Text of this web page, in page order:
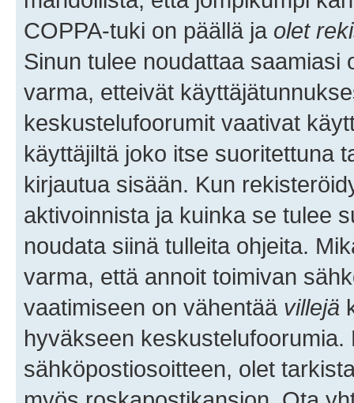
COPPA-tuki on päällä ja olet
Sinun tulee noudattaa saamiasi
varma, etteivät
keskustelufoorumit vaativat
käyttäjiltä joko itse suoritettuna
kirjautua sisään. Kun
aktivoinnista ja kuinka se tulee
noudata siinä tulleita ohjeita.
varma, että annoit toimivan
vaatimiseen on vähentää villejä
hyväkseen
sähköpostiosoitteen, olet